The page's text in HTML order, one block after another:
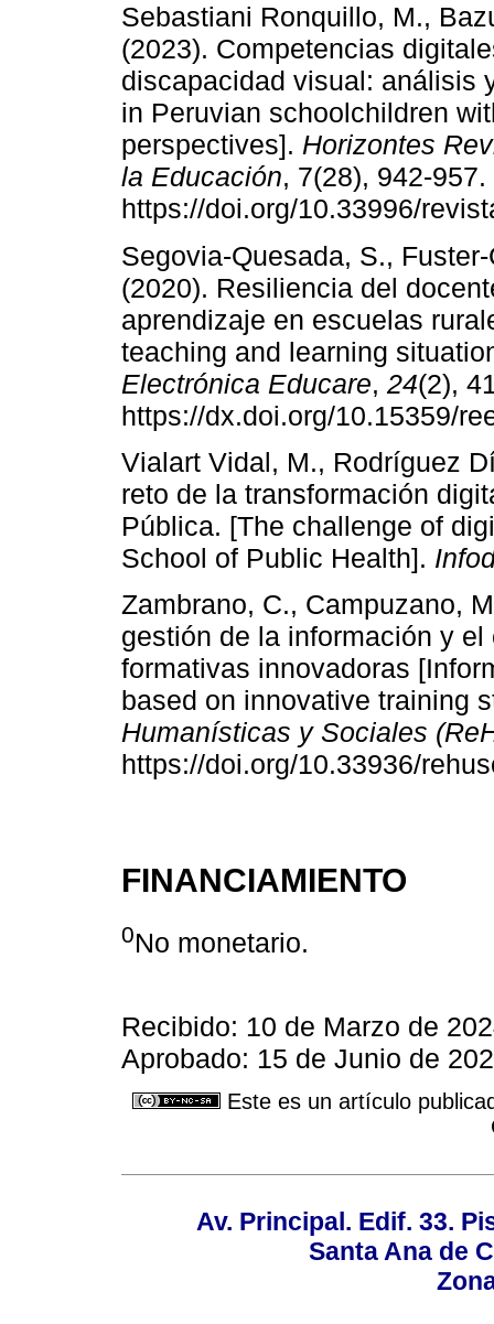
Sebastiani Ronquillo, M.,
(2023). Competencias
discapacidad visual: análisis
in Peruvian schoolchildren
perspectives]. Horizontes
la Educación, 7(28), 942-957.
https://doi.org/10.33996/
Segovia-Quesada, S.,
(2020). Resiliencia del
aprendizaje en escuelas
teaching and learning
Electrónica Educare, 24(2),
https://dx.doi.org/10.15359/
Vialart Vidal, M., Rodríguez
reto de la transformación
Pública. [The challenge of
School of Public Health].
Zambrano, C., Campuzano,
gestión de la información y
formativas innovadoras
based on innovative training
Humanísticas y Sociales
https://doi.org/10.33936/
FINANCIAMIENTO
0No monetario.
Recibido: 10 de Marzo de
Aprobado: 15 de Junio de
Este es un artículo
Av. Principal. Edif. 33.
Santa Ana de